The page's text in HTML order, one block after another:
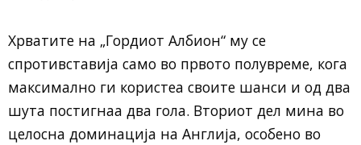
Хрватите на „Гордиот Албион“ му се
спротивставија само во првото полувреме, кога
максимално ги користеа своите шанси и од два
шута постигнаа два гола. Вториот дел мина во
целосна доминација на Англија, особено во